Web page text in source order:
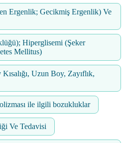
Ergenlik; Gecikmiş Ergenlik) Ve
Hiperglisemi (Şeker
Mellitus)
Uzun Boy, Zayıflık,
ile ilgili bozukluklar
Ve Tedavisi